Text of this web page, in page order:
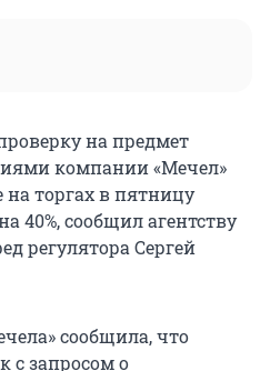
на предмет
компании «Мечел»
торгах в пятницу
40%, сообщил агентству
регулятора Сергей
сообщила, что
с запросом о